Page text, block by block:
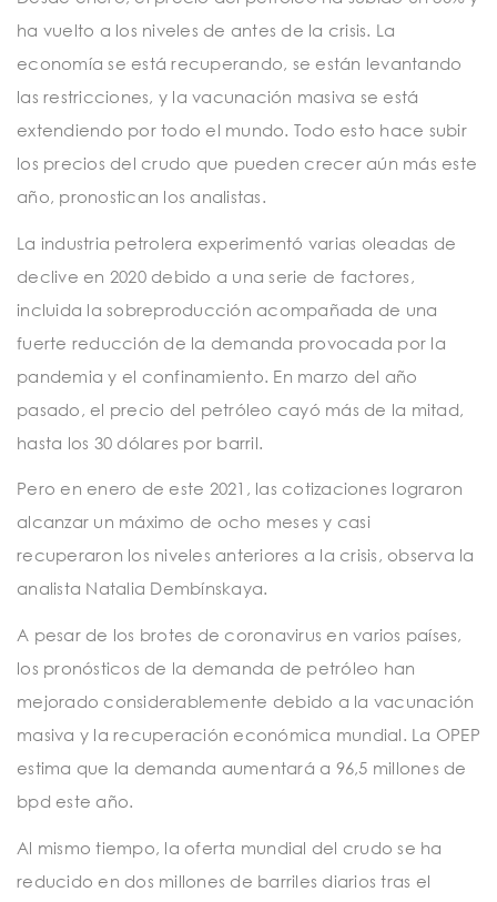
t
ha vuelto a los niveles de antes de la crisis. La
economía se está recuperando, se están levantando
las restricciones, y la vacunación masiva se está
extendiendo por todo el mundo. Todo esto hace subir
los precios del crudo que pueden crecer aún más este
año, pronostican los analistas.
La industria petrolera experimentó varias oleadas de
declive en 2020 debido a una serie de factores,
incluida la sobreproducción acompañada de una
fuerte reducción de la demanda provocada por la
pandemia y el confinamiento. En marzo del año
pasado, el precio del petróleo cayó más de la mitad,
hasta los 30 dólares por barril.
Pero en enero de este 2021, las cotizaciones lograron
alcanzar un máximo de ocho meses y casi
recuperaron los niveles anteriores a la crisis, observa la
analista Natalia Dembínskaya.
A pesar de los brotes de coronavirus en varios países,
los pronósticos de la demanda de petróleo han
mejorado considerablemente debido a la vacunación
masiva y la recuperación económica mundial. La OPEP
estima que la demanda aumentará a 96,5 millones de
bpd este año.
Al mismo tiempo, la oferta mundial del crudo se ha
reducido en dos millones de barriles diarios tras el